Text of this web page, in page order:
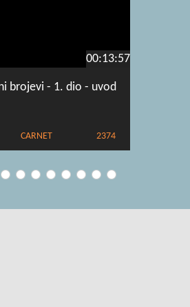
00:13:57
brojevi - 1. dio - uvod
CARNET 2374